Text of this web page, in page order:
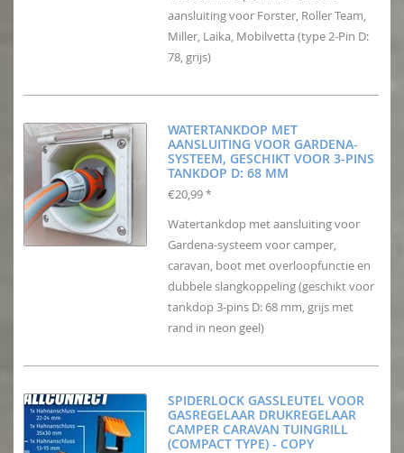
aansluiting voor Forster, Roller Team,
Miller, Laika, Mobilvetta (type 2-Pin D:
78, grijs)
WATERTANKDOP MET
AANSLUITING VOOR GARDENA-
SYSTEEM, GESCHIKT VOOR 3-PINS
TANKDOP D: 68 MM
€20,99 *
Watertankdop met aansluiting voor
Gardena-systeem voor camper,
caravan, boot met overloopfunctie en
dubbele slangkoppeling (geschikt voor
tankdop 3-pins D: 68 mm, grijs met
rand in neon geel)
SPIDERLOCK GASSLEUTEL VOOR
GASREGELAAR DRUKREGELAAR
CAMPER CARAVAN TUINGRILL
(COMPACT TYPE) - COPY